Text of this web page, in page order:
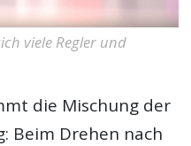
viele Regler und
die Mischung der
Beim Drehen nach